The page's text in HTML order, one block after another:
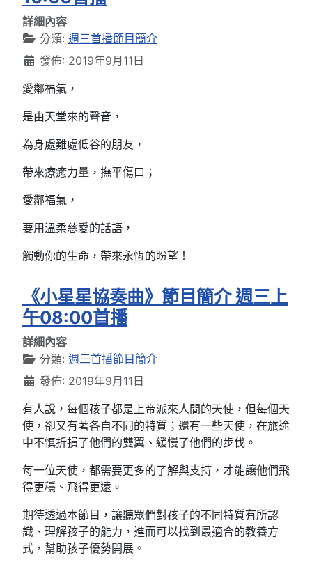
詳細內容
分類: 週三首播節目簡介
發佈: 2019年9月11日
愛鄰福氣，
是由天堂來的聲音，
為身處難處低谷的朋友，
帶來療癒力量，撫平傷口；
愛鄰福氣，
要用溫柔慈愛的話語，
觸動你的生命，帶來永恆的盼望！
《小星星協奏曲》節目簡介 週三上
午08:00首播
詳細內容
分類: 週三首播節目簡介
發佈: 2019年9月11日
有人說，每個孩子都是上帝派來人間的天使，但每個天
使，卻又有著各自不同的特質；還有一些天使，在旅途
中不慎折損了他們的雙翼、緩慢了他們的步伐。
每一位天使，都需要更多的了解與支持，才能讓他們飛
得更穩、飛得更遠。
期待透過本節目，讓聽眾們對孩子的不同特質有所認
識、理解孩子的能力，進而可以找到最適合的教養方
式，幫助孩子優勢開展。